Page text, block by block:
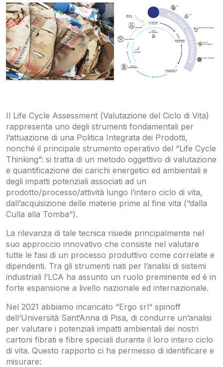
Il Life Cycle Assessment (Valutazione del Ciclo di Vita)
rappresenta uno degli strumenti fondamentali per
l’attuazione di una Politica Integrata dei Prodotti,
nonché il principale strumento operativo del “Life Cycle
Thinking”: si tratta di un metodo oggettivo di valutazione
e quantificazione dei carichi energetici ed ambientali e
degli impatti potenziali associati ad un
prodotto/processo/attività lungo l’intero ciclo di vita,
dall’acquisizione delle materie prime al fine vita (“dalla
Culla alla Tomba”).
La rilevanza di tale tecnica risiede principalmente nel
suo approccio innovativo che consiste nel valutare
tutte le fasi di un processo produttivo come correlate e
dipendenti. Tra gli strumenti nati per l’analisi di sistemi
industriali l’LCA ha assunto un ruolo preminente ed è in
forte espansione a livello nazionale ed internazionale.
Nel 2021 abbiamo incaricato “Ergo srl“ spinoff
dell‘Università Sant‘Anna di Pisa, di condurre un’analisi
per valutare i potenziali impatti ambientali dei nostri
cartoni fibrati e fibre speciali durante il loro intero ciclo
di vita. Questo rapporto ci ha permesso di identificare e
misurare: